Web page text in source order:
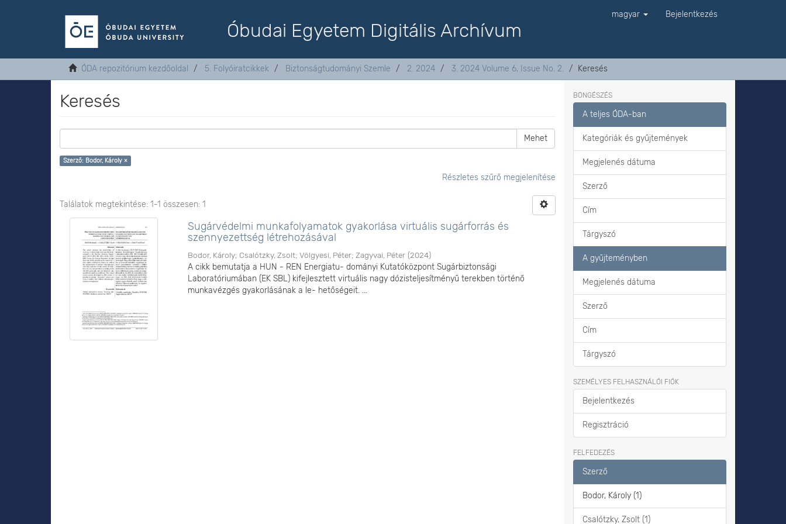
Óbudai Egyetem Digitális Archívum
magyar Bejelentkezés
ÓDA repozitórium kezdőoldal 5. Folyóiratcikkek Biztonságtudományi Szemle 2. 2024 3. 2024 Volume 6, Issue No. 2. Keresés
Keresés
Mehet
Szerző: Bodor, Károly ×
Részletes szűrő megjelenítése
Találatok megtekintése: 1-1 összesen: 1
Sugárvédelmi munkafolyamatok gyakorlása virtuális sugárforrás és
szennyezettség létrehozásával
Bodor, Károly; Csalótzky, Zsolt;Völgyesi, Péter;Zagyvai, Péter (2024)
A cikk bemutatja a HUN - REN Energiatu- dományi Kutatóközpont Sugárbiztonsági
Laboratóriumában (EK SBL) kifejlesztett virtuális nagy dózisteljesítményű terekben történő
munkavézgés gyakorlásának a le- hetőségeit. ...
BÖNGÉSZÉS
A teljes ÓDA-ban
Kategóriák és gyűjtemények
Megjelenés dátuma
Szerző
Cím
Tárgyszó
A gyűjteményben
Megjelenés dátuma
Szerző
Cím
Tárgyszó
SZEMÉLYES FELHASZNÁLÓI FIÓK
Bejelentkezés
Regisztráció
FELFEDEZÉS
Szerző
Bodor, Károly (1)
Csalótzky, Zsolt (1)